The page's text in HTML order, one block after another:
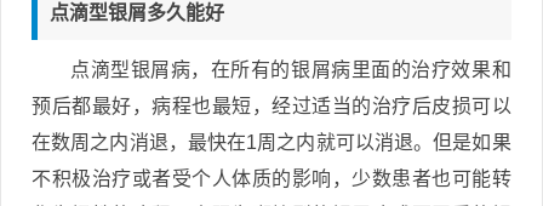
点滴型银屑多久能好
点滴型银屑病，在所有的银屑病里面的治疗效果和
预后都最好，病程也最短，经过适当的治疗后皮损可以
在数周之内消退，最快在1周之内就可以消退。但是如果
不积极治疗或者受个人体质的影响，少数患者也可能转